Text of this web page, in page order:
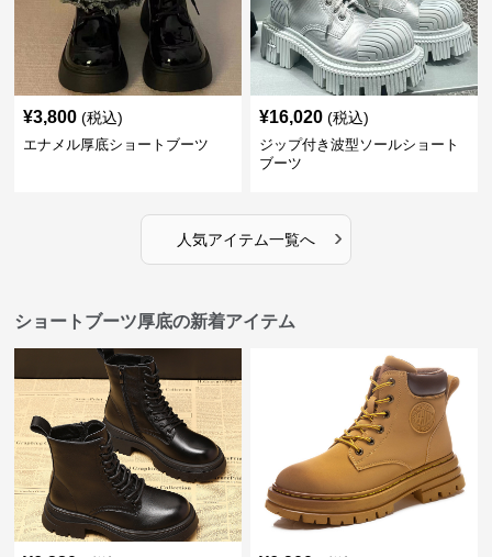
¥3,800 (税込)
エナメル厚底ショートブーツ
¥16,020 (税込)
ジップ付き波型ソールショート
ブーツ
人気アイテム一覧へ ›
ショートブーツ厚底の新着アイテム